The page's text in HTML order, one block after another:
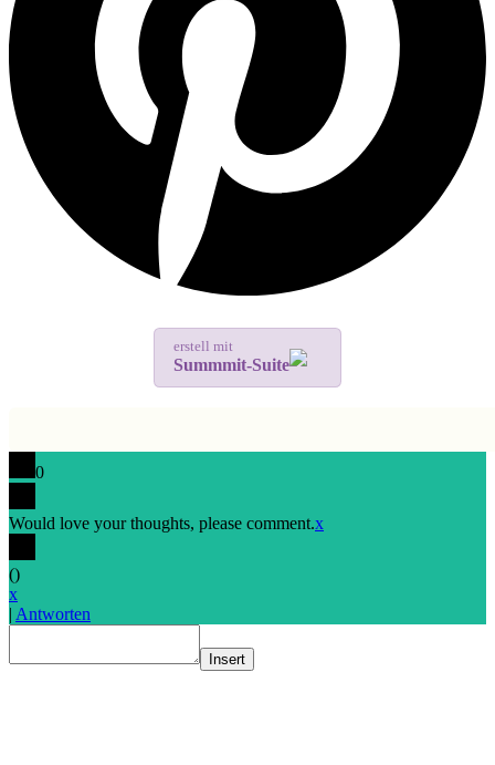
erstell mit
Summmit-Suite
0
Would love your thoughts, please comment.x
()
x
| Antworten
Insert